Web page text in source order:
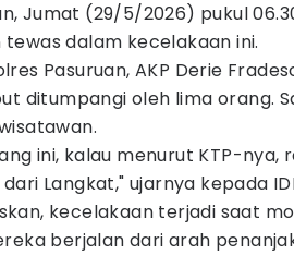
Jumat (29/5/2026) pukul
dalam kecelakaan ini.
Pasuruan, AKP Derie
ditumpangi oleh lima orang.
ini, kalau menurut KTP-
Langkat," ujarnya kepada
kecelakaan terjadi saat
berjalan dari arah